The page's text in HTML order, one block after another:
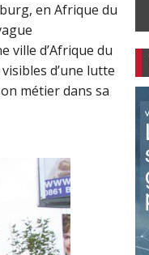
en Afrique du
ville d’Afrique du
d’une lutte
métier dans sa